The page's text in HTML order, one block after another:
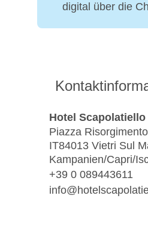
digital über die
Hotel Scapolatiello
Piazza
IT84013 Vietri Sul
Kampanien/Capri/
+39 0 089443611